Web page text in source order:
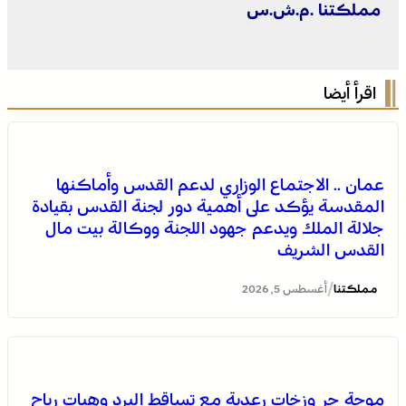
مملكتنا .م.ش.س
اقرأ أيضا
عمان .. الاجتماع الوزاري لدعم القدس وأماكنها
المقدسة يؤكد على أهمية دور لجنة القدس بقيادة
جلالة الملك ويدعم جهود اللجنة ووكالة بيت مال
القدس الشريف
مملكتنا/أغسطس 5, 2026
موجة حر وزخات رعدية مع تساقط البرد وهبات رياح
العامة للأمن الوطني، يحصل على شهادة الاعتماد والمطابقة